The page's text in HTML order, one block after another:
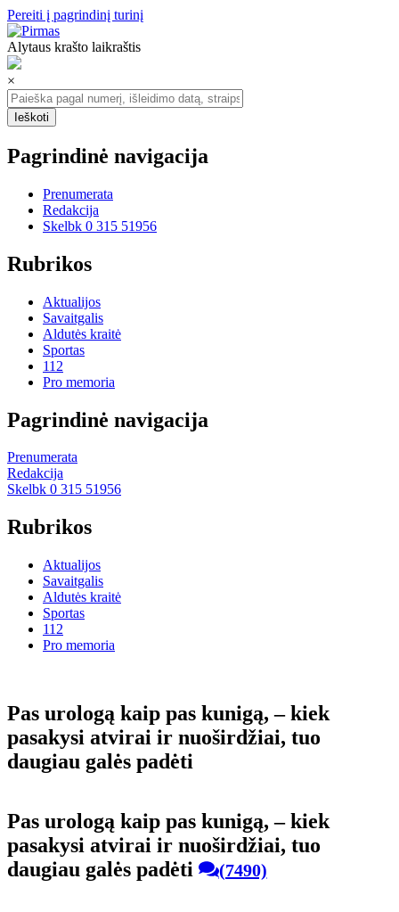
Pereiti į pagrindinį turinį
Alytaus krašto laikraštis
×
Pagrindinė navigacija
Prenumerata
Redakcija
Skelbk 0 315 51956
Rubrikos
Aktualijos
Savaitgalis
Aldutės kraitė
Sportas
112
Pro memoria
Pagrindinė navigacija
Prenumerata
Redakcija
Skelbk 0 315 51956
Rubrikos
Aktualijos
Savaitgalis
Aldutės kraitė
Sportas
112
Pro memoria
Pas urologą kaip pas kunigą, – kiek
pasakysi atvirai ir nuoširdžiai, tuo
daugiau galės padėti
Pas urologą kaip pas kunigą, – kiek
pasakysi atvirai ir nuoširdžiai, tuo
daugiau galės padėti
(7490)